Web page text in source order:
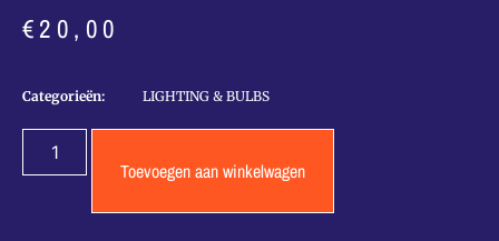
€20,00
Categorieën: LIGHTING & BULBS
Toevoegen aan winkelwagen